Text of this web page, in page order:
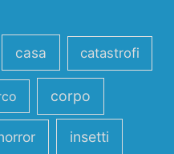
casa catastrofi
corpo
insetti